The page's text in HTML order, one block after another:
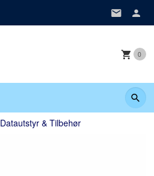
0
Datautstyr & Tilbehør